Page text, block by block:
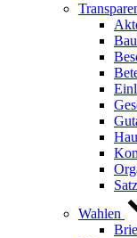
Wahlen